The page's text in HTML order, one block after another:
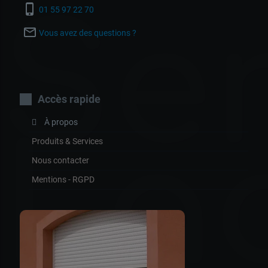
phone_iphone 01 55 97 22 70
mail_outline Vous avez des questions ?
Accès rapide
À propos
Produits & Services
Nous contacter
Mentions - RGPD